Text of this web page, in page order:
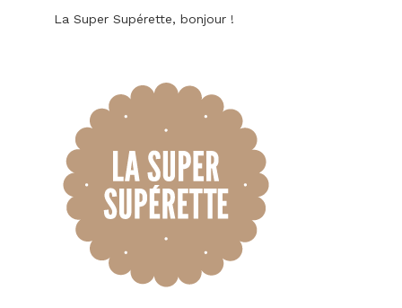
La Super Supérette, bonjour !